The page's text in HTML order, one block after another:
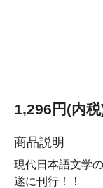
1,296円(内税
商品説明
現代日本語文学
遂に刊行！！